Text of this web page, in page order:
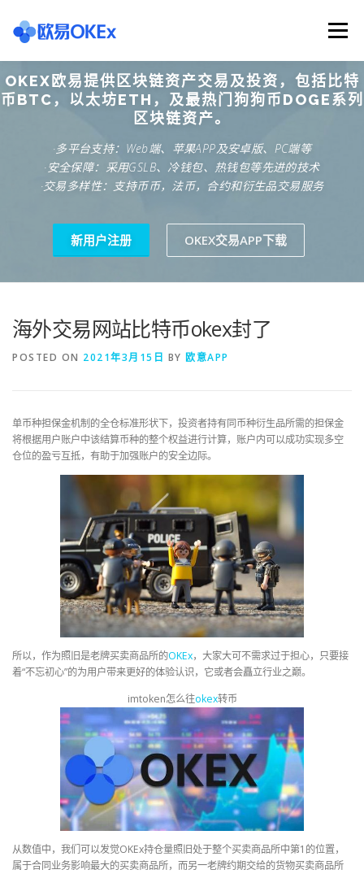
content
Menu
欧意交易所 关于欧意OKX 欧意APP下载
欧意注册网址 欧意交易下载 欧意团队
OKEX欧易提供区块链资产交易及投资，包括比特
币BTC，以太坊ETH，及最热门狗狗币DOGE系列
区块链资产。
·多平台支持：Web端、苹果APP及安卓版、PC端等
·安全保障：采用GSLB、冷钱包、热钱包等先进的技术
·交易多样性：支持币币，法币，合约和衍生品交易服务
新用户注册 OKEX交易APP下载
海外交易网站比特币okex封了
POSTED ON 2021年3月15日 BY 欧意APP
单币种担保金机制的全仓标准形状下，投资者持有同币种衍生品所需的担保金
将根据用户账户中该结算币种的整个权益进行计算，账户内可以成功实现多空
仓位的盈亏互抵，有助于加强账户的安全边际。
所以，作为照旧是老牌买卖商品所的OKEx，大家大可不需求过于担心，只要接
着“不忘初心”的为用户带来更好的体验认识，它或者会矗立行业之巅。
imtoken怎么往okex转币
从数值中，我们可以发觉OKEx持仓量照旧处于整个买卖商品所中第1的位置，
属于合同业务影响最大的买卖商品所，而另一老牌约期交给的货物买卖商品所